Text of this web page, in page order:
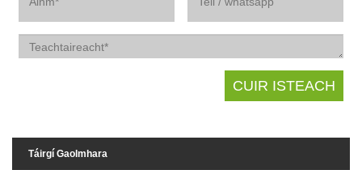
Táirgí Gaolmhara